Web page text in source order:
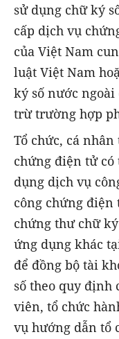
sử dụng chữ ký
cấp dịch vụ
của Việt Nam
luật Việt Nam
ký số nước
trừ trường hợp
Tổ chức, cá
chứng điện tử có
dụng dịch vụ
công chứng điện
chứng thư chữ
ứng dụng khác
để đồng bộ tài
số theo quy định
viên, tổ chức
vụ hướng dẫn tổ